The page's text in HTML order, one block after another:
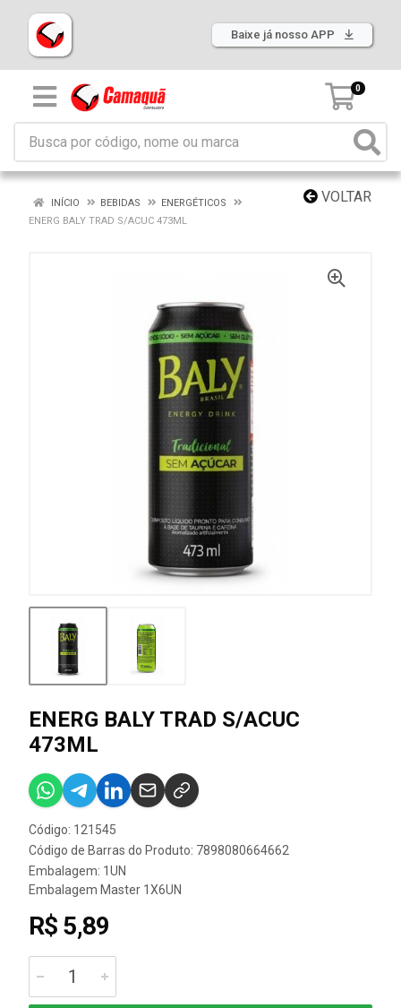
Baixe já nosso APP
0
VOLTAR
INÍCIO BEBIDAS
ENERGÉTICOS
ENERG BALY TRAD S/ACUC 473ML
ENERG BALY TRAD S/ACUC
473ML
Código: 121545
Código de Barras do Produto: 7898080664662
Embalagem: 1UN
Embalagem Master 1X6UN
R$ 5,89